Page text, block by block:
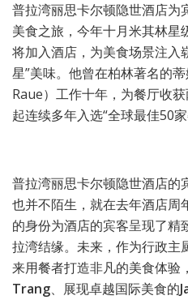
普拉湾丽思卡尔顿隐世酒店为
美食之旅，今年十月米其林星
将加入酒店，为美食场景注入
星”美味。他曾在柏林著名的
Raue）工作十年，为餐厅收
起连续多年入选“全球最佳50家
普拉湾丽思卡尔顿隐世酒店的
也并不陌生，就在去年酒店周
的身份为酒店的宾客呈现了
拉湾结缘。未来，作为行政主
来用餐者打造非凡的美食体验
Trang、展现卓越国际美食的